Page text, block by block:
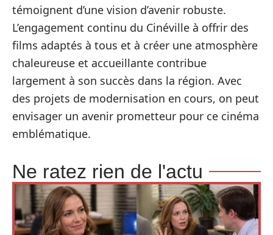
témoignent d’une vision d’avenir robuste.
L’engagement continu du Cinéville à offrir des
films adaptés à tous et à créer une atmosphère
chaleureuse et accueillante contribue
largement à son succès dans la région. Avec
des projets de modernisation en cours, on peut
envisager un avenir prometteur pour ce cinéma
emblématique.
Ne ratez rien de l'actu